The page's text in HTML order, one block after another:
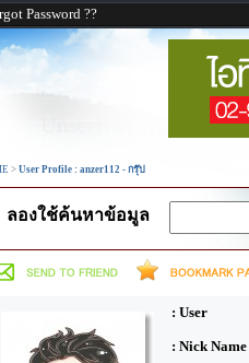
Password ??
> User Profile : anzer112 - กรุ๊ป
ลองใช้ค้นหาข้อมูล
: User
: Nick Name